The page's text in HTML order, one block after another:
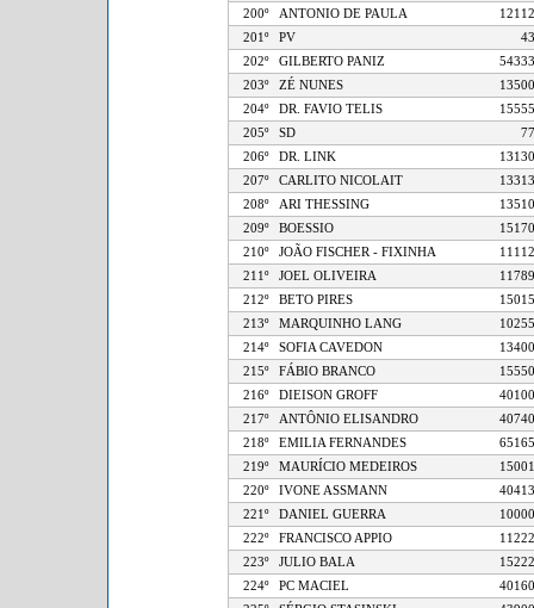
200º ANTONIO DE PAULA
201º
PV
202º
GILBERTO PANIZ
203º
ZÉ NUNES
204º
DR. FAVIO TELIS
205º
SD
206º
DR. LINK
207º
CARLITO NICOLAIT
208º
ARI THESSING
209º
BOESSIO
210º
JOÃO FISCHER - FIXINHA
211º
JOEL OLIVEIRA
212º
BETO PIRES
213º
MARQUINHO LANG
214º
SOFIA CAVEDON
215º
FÁBIO BRANCO
216º
DIEISON GROFF
217º
ANTÔNIO ELISANDRO
218º
EMILIA FERNANDES
219º
MAURÍCIO MEDEIROS
220º
IVONE ASSMANN
221º
DANIEL GUERRA
222º
FRANCISCO APPIO
223º
JULIO BALA
224º
PC MACIEL